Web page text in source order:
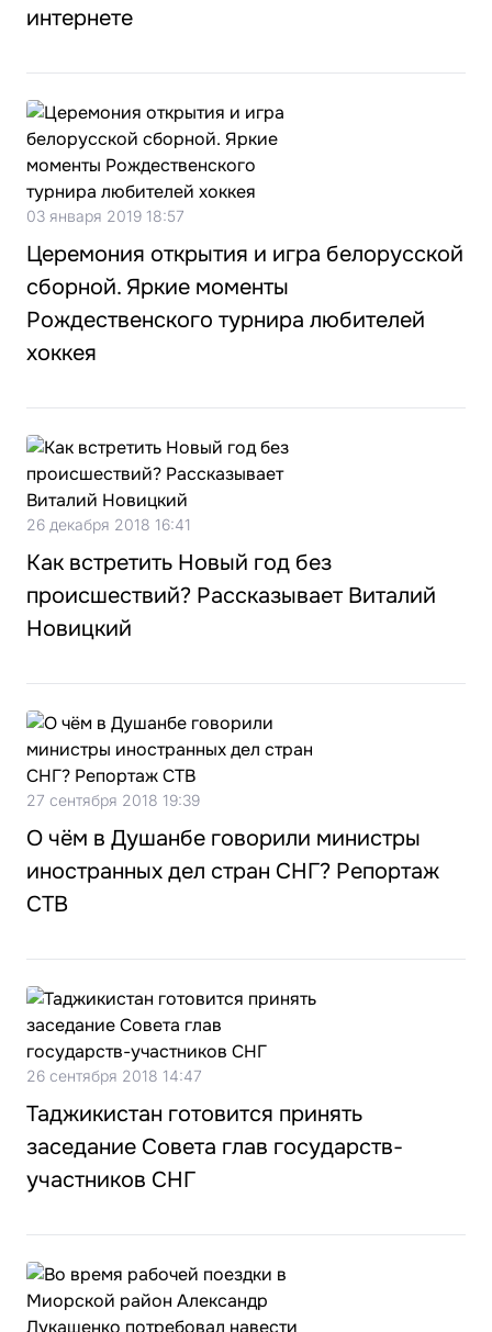
интернете
03 января 2019 18:57
Церемония открытия и игра белорусской
сборной. Яркие моменты
Рождественского турнира любителей
хоккея
26 декабря 2018 16:41
Как встретить Новый год без
происшествий? Рассказывает Виталий
Новицкий
27 сентября 2018 19:39
О чём в Душанбе говорили министры
иностранных дел стран СНГ? Репортаж
СТВ
26 сентября 2018 14:47
Таджикистан готовится принять
заседание Совета глав государств-
участников СНГ